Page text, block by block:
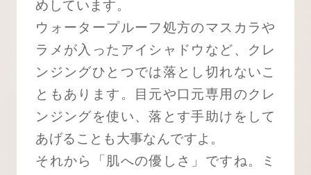
めしています。
ウォータープルーフ処方のマスカラや
ラメが入ったアイシャドウなど、クレ
ンジングひとつでは落とし切れないこ
ともあります。目元や口元専用のクレ
ンジングを使い、落とす手助けをして
あげることも大事なんですよ。
それから「肌への優しさ」ですね。ミ